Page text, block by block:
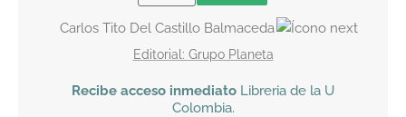
Carlos Tito Del Castillo Balmaceda
Grupo Planeta
Recibe acceso inmediato Libreria de la U
Colombia.